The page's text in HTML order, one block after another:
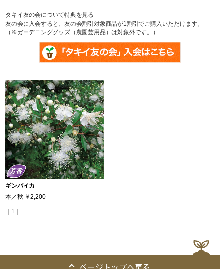
タキイ友の会について特典を見る
友の会に入会すると、友の会割引対象商品が1割引でご購入いただけます。
（※ガーデニンググッズ（農園芸用品）は対象外です。）
ギンバイカ
本／秋 ￥2,200
｜1｜
ページトップへ戻る